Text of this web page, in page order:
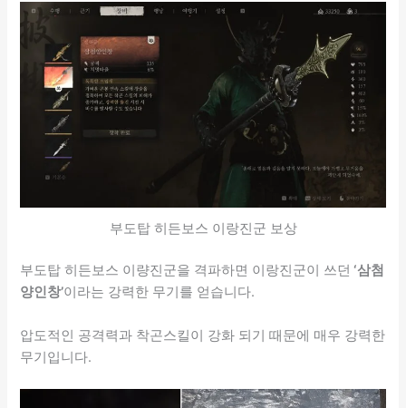
부도탑 히든보스 이랑진군 보상
부도탑 히든보스 이량진군을 격파하면 이랑진군이 쓰던 ‘삼첨
양인창’이라는 강력한 무기를 얻습니다.
압도적인 공격력과 착곤스킬이 강화 되기 때문에 매우 강력한
무기입니다.